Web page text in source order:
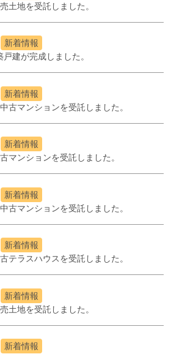
土地を受託しました。
新着情報
建が完成しました。
新着情報
古マンションを受託しました。
新着情報
マンションを受託しました。
新着情報
古マンションを受託しました。
新着情報
テラスハウスを受託しました。
新着情報
土地を受託しました。
新着情報